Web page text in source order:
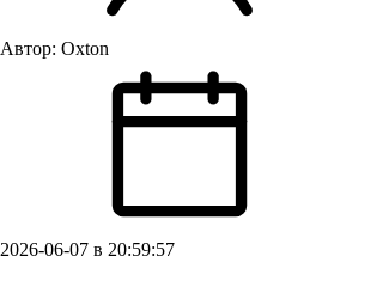
Автор: Oxton
2026-06-07 в 20:59:57